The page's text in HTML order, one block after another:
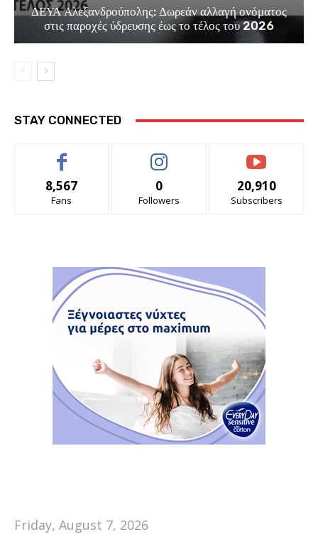
ΔΕΥΑ Αλεξανδρούπολης: Δωρεάν αλλαγή ονόματος
στις παροχές ύδρευσης έως το τέλος του 2026
STAY CONNECTED
8,567
Fans
0
Followers
20,910
Subscribers
Friday, August 7, 2026